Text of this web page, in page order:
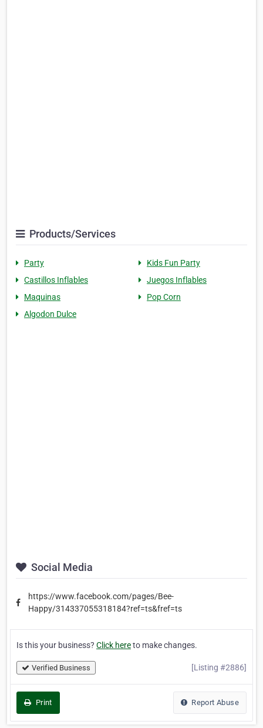
Products/Services
Party
Kids Fun Party
Castillos Inflables
Juegos Inflables
Maquinas
Pop Corn
Algodon Dulce
Social Media
https://www.facebook.com/pages/Bee-
Happy/314337055318184?ref=ts&fref=ts
Is this your business? Click hereto make changes.
Verified Business [Listing #2886]
Print Report Abuse